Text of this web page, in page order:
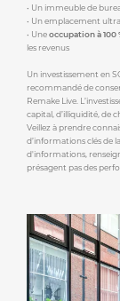
• Un immeuble de
• Un emplacement
• Uneoccupation à 100
les revenus
Un investissement en
recommandé de
Remake Live.
capital, d’illiquidité, de
Veillez à prendre
d’informations clés de
d'informations,
présagent pas des